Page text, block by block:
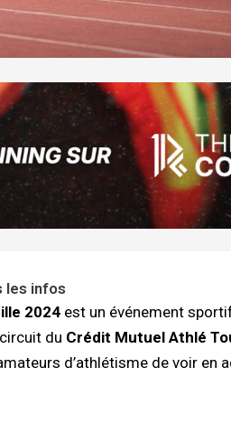
les infos
2024est un événement
du Crédit Mutuel Athlé
d’athlétisme de voir en